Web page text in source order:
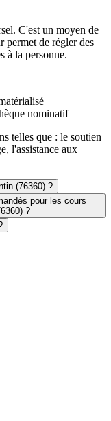
C'est un moyen de
permet de régler des
à la personne.
nominatif
telles que : le soutien
l'assistance aux
(76360) ?
pour les cours
?